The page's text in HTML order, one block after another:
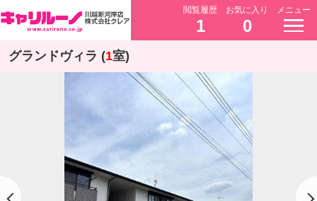
閲覧履歴
1
お気に入り
0
メニュー
グランドヴィラ (1室)